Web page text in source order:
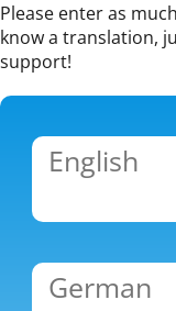
Please enter as
know a translation,
support!